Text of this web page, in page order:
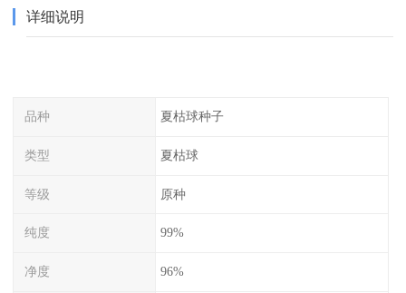
详细说明
品种 夏枯球种子
类型 夏枯球
等级 原种
纯度 99%
净度 96%